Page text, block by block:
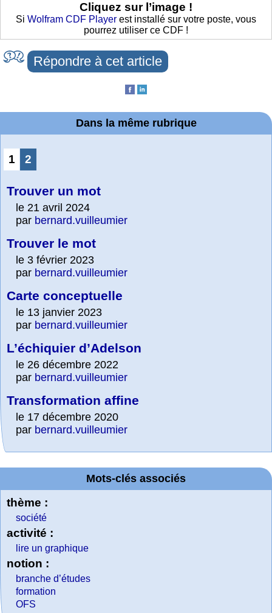
Cliquez sur l’image !
Si Wolfram CDF Player est installé sur votre poste, vous
pourrez utiliser ce CDF !
Répondre à cet article
Dans la même rubrique
1 2
Trouver un mot
le 21 avril 2024
par bernard.vuilleumier
Trouver le mot
le 3 février 2023
par bernard.vuilleumier
Carte conceptuelle
le 13 janvier 2023
par bernard.vuilleumier
L’échiquier d’Adelson
le 26 décembre 2022
par bernard.vuilleumier
Transformation affine
le 17 décembre 2020
par bernard.vuilleumier
Mots-clés associés
thème :
société
activité :
lire un graphique
notion :
branche d’études
formation
OFS